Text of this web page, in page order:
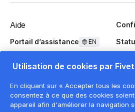
Aide
Portail d’assistance EN
Utilisation de cookies par
En cliquant sur « Accepter tous les
consentez à ce que des cookies
appareil afin d'améliorer la navigation